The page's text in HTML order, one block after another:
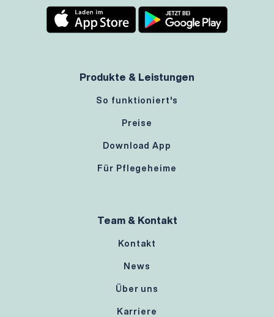
Produkte & Leistungen
So funktioniert's
Preise
Download App
Für Pflegeheime
Team & Kontakt
Kontakt
News
Über uns
Karriere